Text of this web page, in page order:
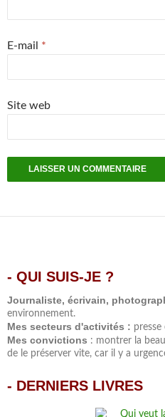
E-mail *
Site web
- QUI SUIS-JE ?
Journaliste, écrivain,
environnement.
Mes secteurs d'activités :
Mes convictions : montrer la
de le préserver vite, car il y a
- DERNIERS LIVRES